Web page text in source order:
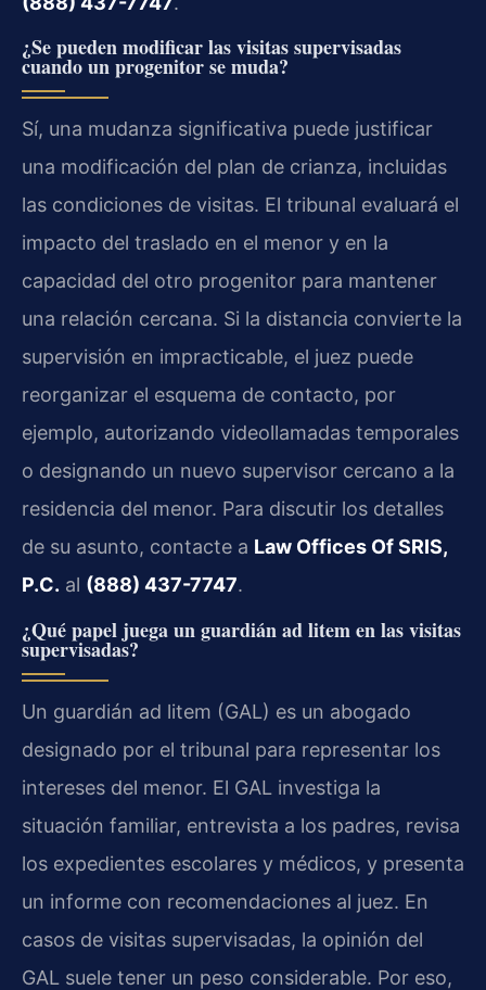
¿Se pueden modificar las visitas supervisadas
cuando un progenitor se muda?
Sí, una mudanza significativa puede justificar
una modificación del plan de crianza, incluidas
las condiciones de visitas. El tribunal evaluará el
impacto del traslado en el menor y en la
capacidad del otro progenitor para mantener
una relación cercana. Si la distancia convierte la
supervisión en impracticable, el juez puede
reorganizar el esquema de contacto, por
ejemplo, autorizando videollamadas temporales
o designando un nuevo supervisor cercano a la
residencia del menor. Para discutir los detalles
de su asunto, contacte a Law Offices Of SRIS,
P.C. al (888) 437-7747.
¿Qué papel juega un guardián ad litem en las visitas
supervisadas?
Un guardián ad litem (GAL) es un abogado
designado por el tribunal para representar los
intereses del menor. El GAL investiga la
situación familiar, entrevista a los padres, revisa
los expedientes escolares y médicos, y presenta
un informe con recomendaciones al juez. En
casos de visitas supervisadas, la opinión del
GAL suele tener un peso considerable. Por eso,